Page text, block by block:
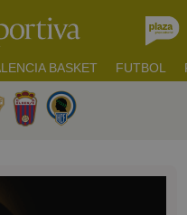
BASKET FUTBOL